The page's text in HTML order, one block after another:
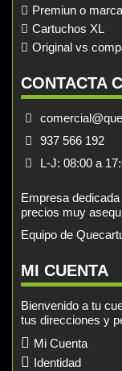
Premiun o
Cartuchos XL
Original vs
CONTACTA
937 566 192
L-J: 08:00 a
Empresa
precios muy
Equipo de
MI CUENTA
Bienvenido a tu
tus direcciones y
Mi Cuenta
Identidad